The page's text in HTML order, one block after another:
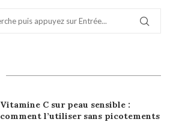
Vitamine C sur peau sensible :
comment l’utiliser sans picotements